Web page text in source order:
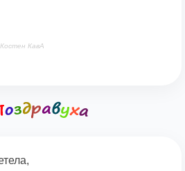
КавА